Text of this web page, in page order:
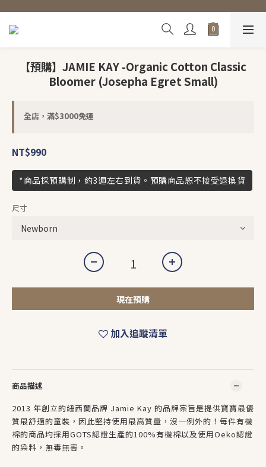
【預購】JAMIE KAY -Organic Cotton Classic
Bloomer (Josepha Egret Small)
全店，滿$3000免運
NT$990
*商品採預購制，約3週左右到貨。預購商品恕不接受退換貨
尺寸
現在預購
加入追蹤清單
商品描述
2013 年創立的紐西蘭品牌 Jamie Kay 的品牌宗旨是提供寶寶最優
質最舒適的童裝，因此堅持使用最高質量，沒一例外的！每件有機
棉的商品均採用GOTS認證生產的100%有機棉以及使用Oeko認證
的染料，無毒無害。